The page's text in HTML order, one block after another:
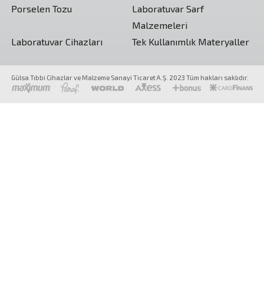
Porselen Tozu
Laboratuvar Sarf
Malzemeleri
Laboratuvar Cihazları
Tek Kullanımlık Materyaller
Gülsa Tıbbi Cihazlar ve Malzeme Sanayi Ticaret A.Ş. 2023 Tüm hakları saklıdır.